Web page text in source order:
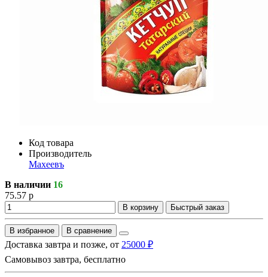
Код товара
Производитель
Махеевъ
В наличии 16
75.57 р
В корзину Быстрый заказ
В избранное В сравнение
Доставка завтра и позже, от 25000 ₽
Самовывоз завтра, бесплатно